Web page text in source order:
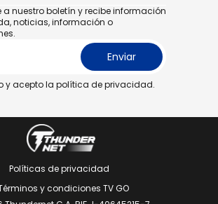
a nuestro boletín y recibe información
noticias, información o
y acepto la política de privacidad.
Enviar
Políticas de privacidad
y condiciones TV GO